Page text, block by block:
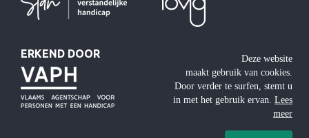
ERKEND DOOR
Deze website
maakt gebruik van cookies.
Door verder te surfen, stemt u
in met het gebruik ervan. Lees
meer